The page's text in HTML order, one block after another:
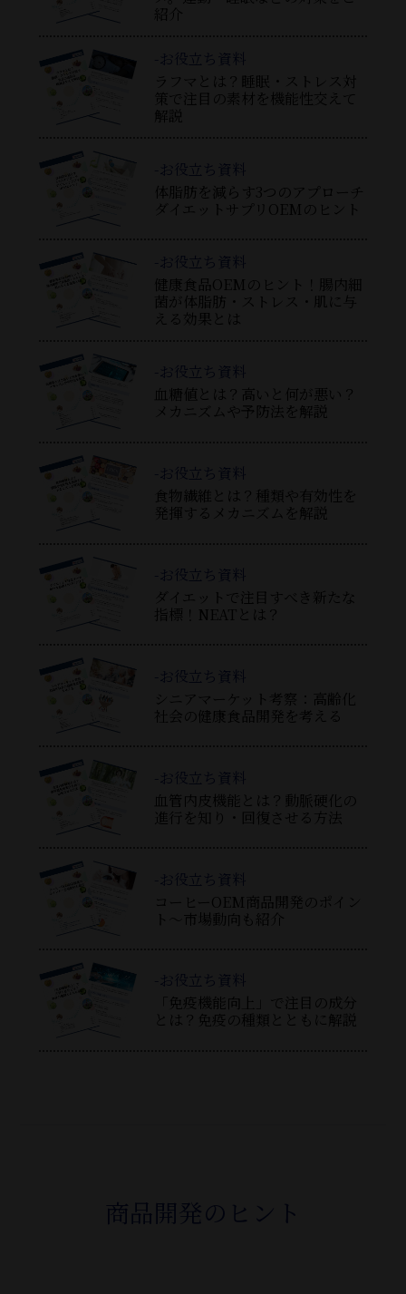
紹介
-お役立ち資料
ラフマとは？睡眠・ストレス対
策で注目の素材を機能性交えて
解説
-お役立ち資料
体脂肪を減らす3つのアプローチ
ダイエットサプリOEMのヒント
-お役立ち資料
健康食品OEMのヒント！腸内細
菌が体脂肪・ストレス・肌に与
える効果とは
-お役立ち資料
血糖値とは？高いと何が悪い？
メカニズムや予防法を解説
-お役立ち資料
食物繊維とは？種類や有効性を
発揮するメカニズムを解説
-お役立ち資料
ダイエットで注目すべき新たな
指標！NEATとは？
-お役立ち資料
シニアマーケット考察：高齢化
社会の健康食品開発を考える
-お役立ち資料
血管内皮機能とは？動脈硬化の
進行を知り・回復させる方法
-お役立ち資料
コーヒーOEM商品開発のポイン
ト～市場動向も紹介
-お役立ち資料
「免疫機能向上」で注目の成分
とは？免疫の種類とともに解説
商品開発のヒント